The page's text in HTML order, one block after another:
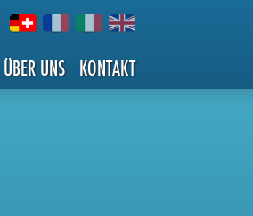
ÜBER UNS KONTAKT